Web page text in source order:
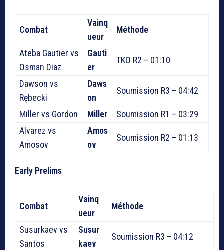
Combat
Vainq
ueur
Méthode
Ateba Gautier vs
Osman Diaz
Gauti
er
TKO R2 – 01:10
Dawson vs
Rębecki
Daws
on
Soumission R3 – 04:42
Miller vs Gordon Miller
Soumission R1 – 03:29
Alvarez vs
Amosov
Amos
ov
Soumission R2 – 01:13
Early Prelims
Combat
Vainq
ueur
Méthode
Susurkaev vs
Santos
Susur
kaev
Soumission R3 – 04:12